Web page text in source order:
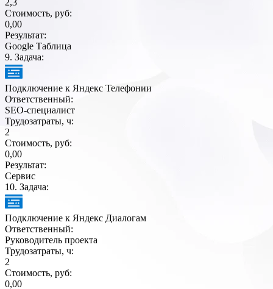
2,3
Стоимость, руб:
0,00
Результат:
Google Таблица
9. Задача:
Подключение к Яндекс Телефонии
Ответственный:
SEO-специалист
Трудозатраты, ч:
2
Стоимость, руб:
0,00
Результат:
Сервис
10. Задача:
Подключение к Яндекс Диалогам
Ответственный:
Руководитель проекта
Трудозатраты, ч:
2
Стоимость, руб:
0,00